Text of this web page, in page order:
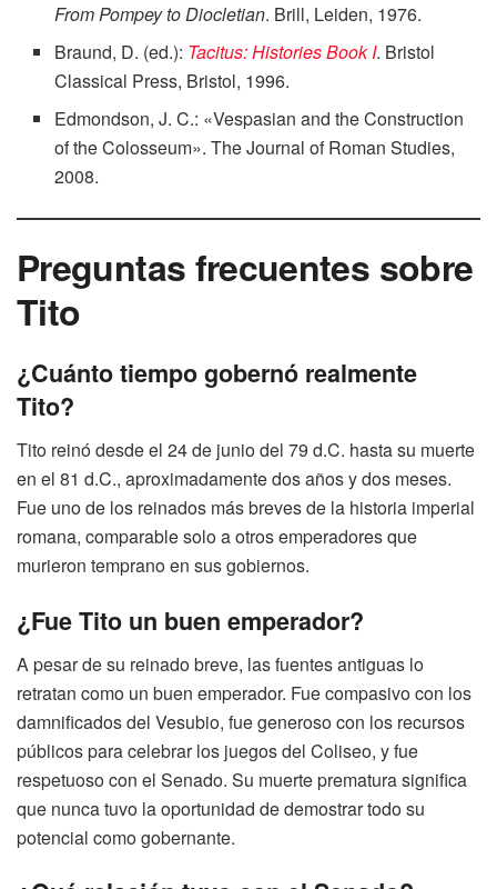
From Pompey to Diocletian. Brill, Leiden, 1976.
Braund, D. (ed.): Tacitus: Histories Book I. Bristol
Classical Press, Bristol, 1996.
Edmondson, J. C.: «Vespasian and the Construction
of the Colosseum». The Journal of Roman Studies,
2008.
Preguntas frecuentes sobre
Tito
¿Cuánto tiempo gobernó realmente
Tito?
Tito reinó desde el 24 de junio del 79 d.C. hasta su muerte
en el 81 d.C., aproximadamente dos años y dos meses.
Fue uno de los reinados más breves de la historia imperial
romana, comparable solo a otros emperadores que
murieron temprano en sus gobiernos.
¿Fue Tito un buen emperador?
A pesar de su reinado breve, las fuentes antiguas lo
retratan como un buen emperador. Fue compasivo con los
damnificados del Vesubio, fue generoso con los recursos
públicos para celebrar los juegos del Coliseo, y fue
respetuoso con el Senado. Su muerte prematura significa
que nunca tuvo la oportunidad de demostrar todo su
potencial como gobernante.